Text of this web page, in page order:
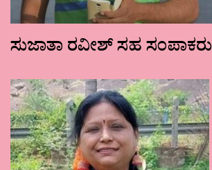
ಸುಜಾತಾ ರವೀಶ್ ಸಹ ಸಂಪಾಕರು